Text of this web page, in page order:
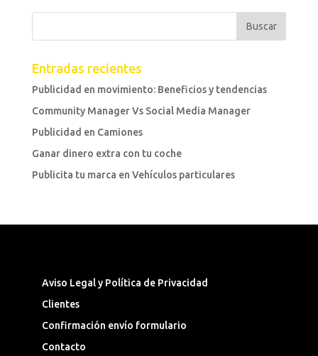
Entradas recientes
Publicidad en movimiento: Beneficios y tendencias
Community Manager Vs Social Media Manager
Publicidad en Camiones
Ganar dinero extra con tu coche
Publicita tu marca en Vehículos particulares
Aviso Legal y Política de Privacidad
Clientes
Confirmación envío formulario
Contacto